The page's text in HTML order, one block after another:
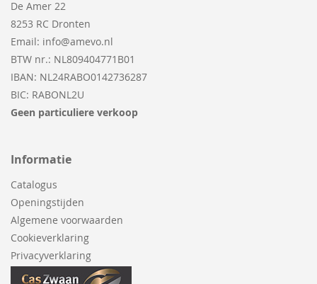
De Amer 22
8253 RC Dronten
Email: info@amevo.nl
BTW nr.: NL809404771B01
IBAN: NL24RABO0142736287
BIC: RABONL2U
Geen particuliere verkoop
Informatie
Catalogus
Openingstijden
Algemene voorwaarden
Cookieverklaring
Privacyverklaring